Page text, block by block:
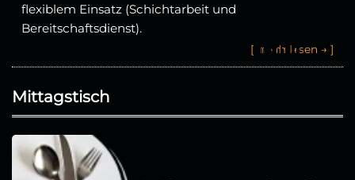
flexiblem Einsatz (Schichtarbeit und
Bereitschaftsdienst).
[ m e hr l esen → ]
Mittagstisch